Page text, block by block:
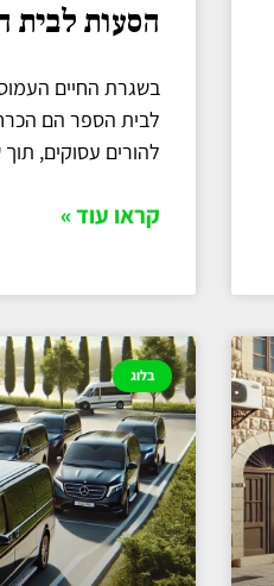
הסעות לבית
בשגרת החיים
לבית הספר הם
להורים עסוקים,
קראו עוד »
בלוג